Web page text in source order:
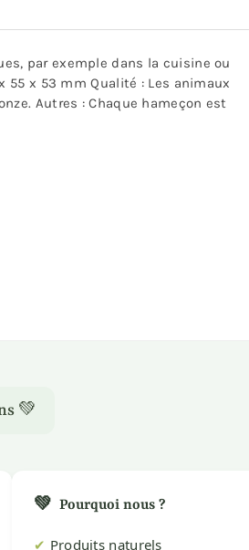
par exemple dans la cuisine ou
55 x 53 mm Qualité : Les animaux
Autres : Chaque hameçon est
💚
💚 Pourquoi nous ?
✔ Produits naturels